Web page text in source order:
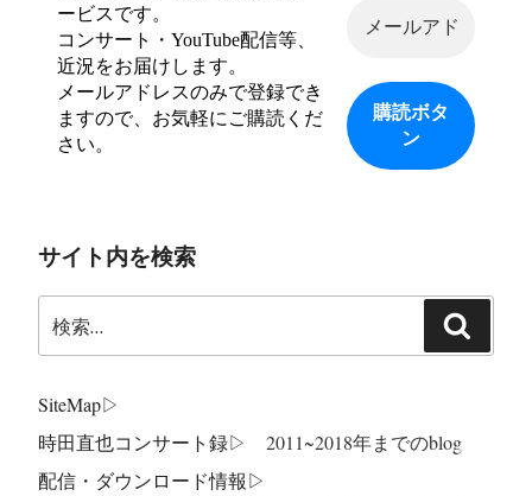
ービスです。
コンサート・YouTube配信等、
近況をお届けします。
メールアドレスのみで登録でき
ますので、お気軽にご購読くだ
さい。
サイト内を検索
索:
索
SiteMap▷
時田直也コンサート録▷ 2011~2018年までのblog
配信・ダウンロード情報▷